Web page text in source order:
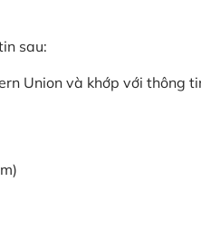
sau:
Union và khớp với thông